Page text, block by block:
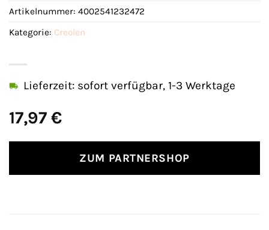
17,97 €
Lieferzeit: sofort verfügbar, 1-3 Werktage
ZUM PARTNERSHOP
Artikelnummer: 4002541232472
Kategorie: Creolen